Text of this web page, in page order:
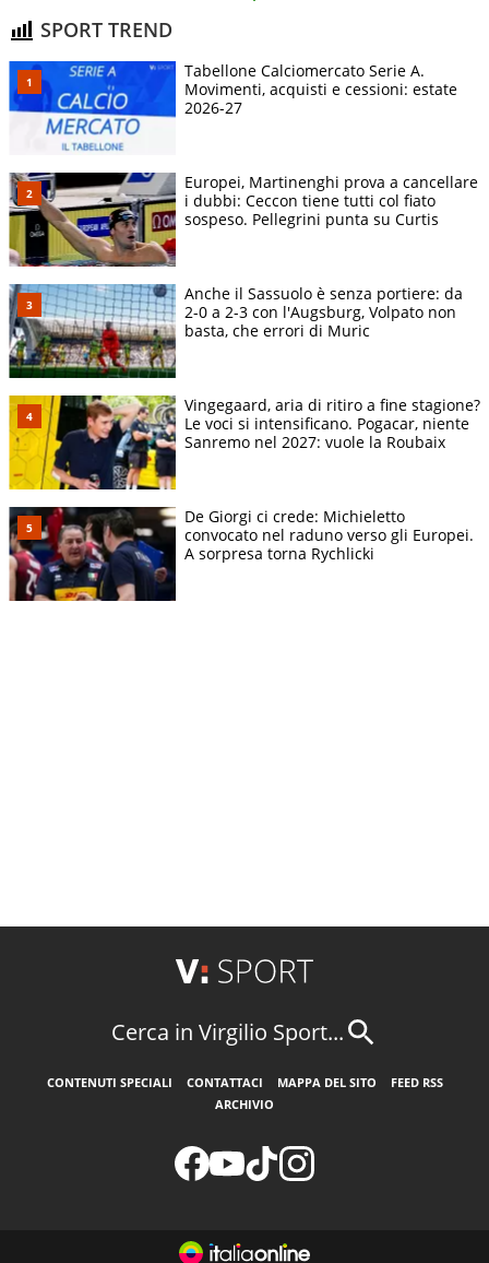
SPORT TREND
Tabellone Calciomercato Serie A.
Movimenti, acquisti e cessioni: estate
2026-27
Europei, Martinenghi prova a cancellare
i dubbi: Ceccon tiene tutti col fiato
sospeso. Pellegrini punta su Curtis
Anche il Sassuolo è senza portiere: da
2-0 a 2-3 con l'Augsburg, Volpato non
basta, che errori di Muric
Vingegaard, aria di ritiro a fine stagione?
Le voci si intensificano. Pogacar, niente
Sanremo nel 2027: vuole la Roubaix
De Giorgi ci crede: Michieletto
convocato nel raduno verso gli Europei.
A sorpresa torna Rychlicki
Cerca in Virgilio Sport...
CONTENUTI SPECIALI CONTATTACI MAPPA DEL SITO
FEED RSS
ARCHIVIO